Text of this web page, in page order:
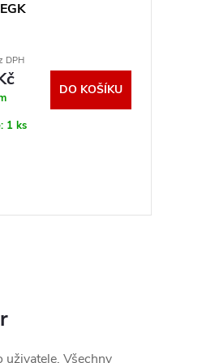
DPH
1 ks
DO KOŠÍKU
Všechny